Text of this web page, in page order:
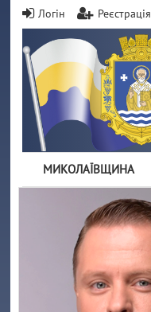
Логін Реєстрація
МИКОЛАЇВЩИНА